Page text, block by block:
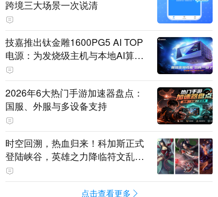
跨境三大场景一次说清
技嘉推出钛金雕1600PG5 AI TOP
电源：为发烧级主机与本地AI算力
打造旗舰供电方案
2026年6大热门手游加速器盘点：
国服、外服与多设备支持
时空回溯，热血归来！科加斯正式
登陆峡谷，英雄之力降临符文乱
斗！
点击查看更多